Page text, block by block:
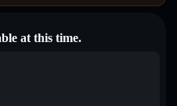
at this time.